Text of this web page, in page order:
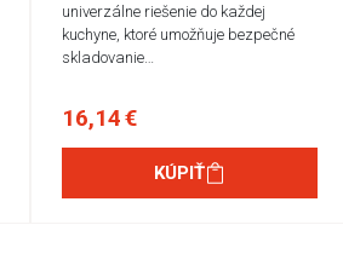
univerzálne riešenie do každej
kuchyne, ktoré umožňuje bezpečné
skladovanie…
16,14 €
KÚPIŤ